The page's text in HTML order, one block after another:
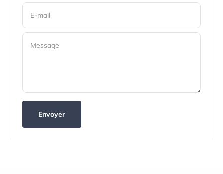
E-mail
Message
Envoyer